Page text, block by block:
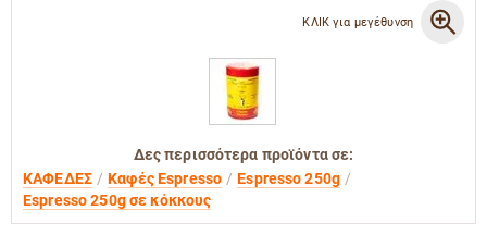
ΚΛΙΚ για μεγέθυνση
Δες περισσότερα προϊόντα σε:
ΚΑΦΕΔΕΣ
Καφές Espresso
Espresso 250g
Espresso 250g σε κόκκους